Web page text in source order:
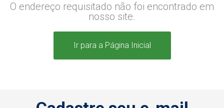
O endereço requisitado não foi encontrado em
nosso site.
Ir para a Página Inicial